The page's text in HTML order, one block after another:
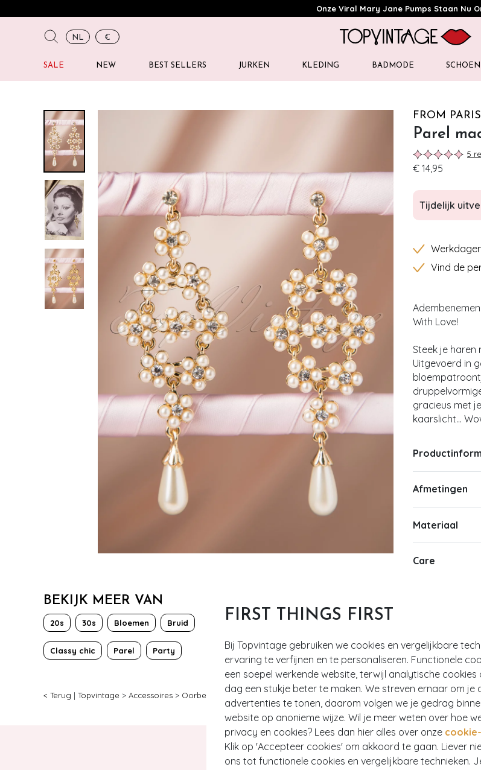
FIRST THINGS FIRST
Bij Topvintage gebruiken we cookies en vergelijkbare
ervaring te verfijnen en te personaliseren. Functionele
een soepel werkende website, terwijl analytische cookies
dag een stukje beter te maken. We streven ernaar om je
advertenties te tonen, daarom volgen we je gedrag
website op anonieme wijze. Wil je meer weten over hoe
privacy en cookies? Lees dan hier alles over onze
Klik op 'Accepteer cookies' om akkoord te gaan. Liever
ons tot functionele cookies en vergelijkbare technieken.
Onze Viral Mary Jane Pumps Staan Nu
NL €
SALE NEW BEST SELLERS JURKEN KLEDING BADMODE
FROM
Parel
5
€ 14,95
Tijdelijk
Vind de
With Love!
Steek je
Uitgevoerd in
gracieus met
kaarslicht...
Afmetingen
Materiaal
Care
BEKIJK MEER VAN
20s 30s Bloemen Bruid
Classy chic Parel Party
< Terug | Topvintage > Accessoires > Oorbellen >20s Pearl Power Drop Earrings